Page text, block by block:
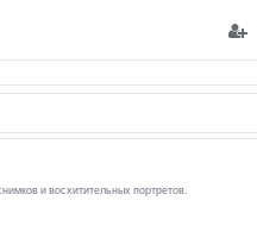
и восхитительных портретов.